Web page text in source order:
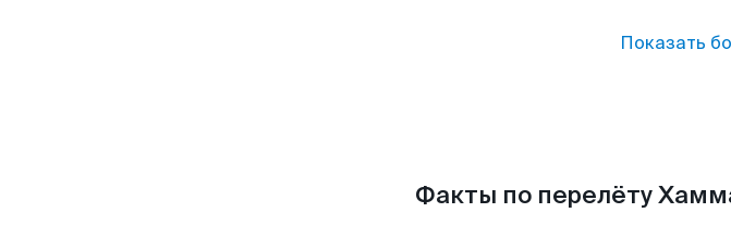
Показать
Факты по перелёту